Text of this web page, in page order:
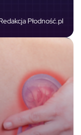
Płodność.pl